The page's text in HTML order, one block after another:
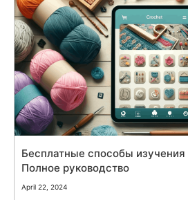
Бесплатные способы
Полное руководство
April 22, 2024